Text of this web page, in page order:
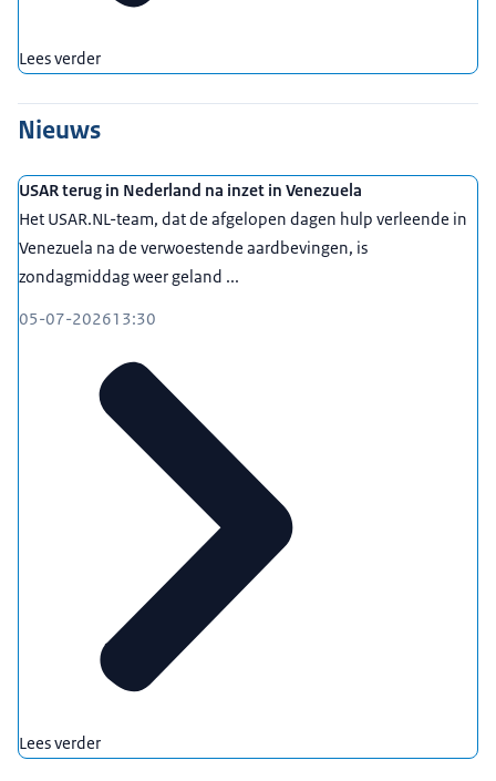
Lees verder
Nieuws
USAR terug in Nederland na inzet in Venezuela
Het USAR.NL-team, dat de afgelopen dagen hulp verleende in
Venezuela na de verwoestende aardbevingen, is
zondagmiddag weer geland ...
05-07-202613:30
Lees verder